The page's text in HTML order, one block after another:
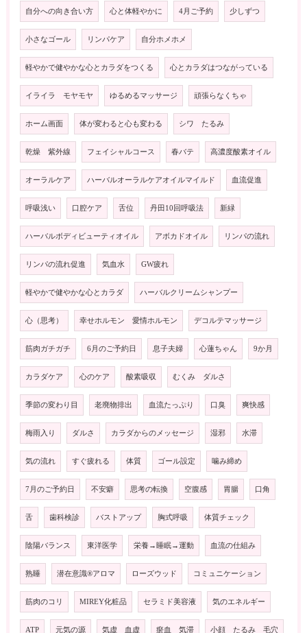
自分への向き合い方 心と体軽やかに 4月ご予約 少しずつ
小さなゴール リンパケア 自分ホメホメ
軽やかで健やかな心とカラダをつくる 心とカラダはつながっている
イライラ モヤモヤ ゆるめるマッサージ 頑張らなくちゃ
ホーム画面 体が変わると心も変わる シワ たるみ
乾燥 紫外線 フェイシャルコース 春バテ 高濃度酸素オイル
オーラルケア ハーバルオーラルケアオイルマイルド 血流促進
呼吸浅い 口腔ケア 舌位 丹田10回呼吸法 新緑
ハーバルボディビューティオイル アボカドオイル リンパの流れ
リンパの流れ促進 気血水 GW疲れ
軽やかで健やかな心とカラダ ハーバルクリームシャンプー
心（思考） 幸せホルモン 愛情ホルモン デコルテマッサージ
筋肉ガチガチ 6月のご予約日 息子夫婦 心蓮ちゃん 9か月
カラダケア 心のケア 酸素吸収 むくみ ダルさ
季節の変わり目 老廃物排出 血流たっぷり 口臭 爽快感
梅雨入り ダルさ カラダからのメッセージ 湿邪 水滞
気の流れ すぐ疲れる 体質 ゴール設定 噛み締め
7月のご予約日 不安癖 思考の転換 空腹感 胃腸 口角
舌 歯科検診 バストアップ 胸式呼吸 体質チェック
陰陽バランス 東洋医学 栄養→睡眠→運動 血流の仕組み
熟睡 潜在意識®️アロマ ローズウッド コミュニケーション
筋肉のコリ MIREY化粧品 セラミド美容液 気のエネルギー
ATP 元気の源 気虚 血虚 瘀血 気滞 小顔 たるみ 毛穴